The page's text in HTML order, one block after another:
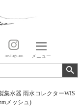
instagram メニュー
集水器 雨水コレクターWIS
メッシュ)